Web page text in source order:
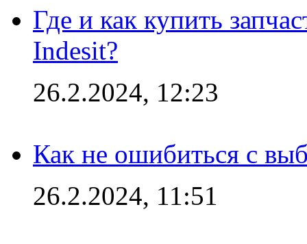
Где и как купить
Indesit?
26.2.2024, 12:23
Как не ошибиться с
26.2.2024, 11:51